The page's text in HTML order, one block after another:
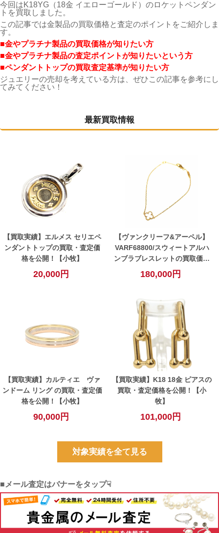
今回はK18YG（18金 イエローゴールド）のロケットペンダン
トを買取しました。
この記事では金製品の買取価格と査定のポイントをご紹介しま
す。
■金やプラチナ製品の買取価格が知りたい方
■金やプラチナ製品の査定ポイントが知りたいという方
■ペンダントトップの買取査定基準が知りたい方
ジュエリーの売却を考えている方は、ぜひこの記事を参考にし
てみてください！
最新買取情報
【買取実績】エルメス セリエペ
ンダントトップの買取・査定価
格を公開！【小牧】
20,000円
【ヴァンクリーフ&アーペル】
VARF68800/スウィートアルハ
ンブラブレスレットの買取価格
と査定ポイントのご紹介！！
【北名古屋】
180,000円
【買取実績】カルティエ ヴァ
ンドーム リング の買取・査定価
格を公開！【小牧】
90,000円
【買取実績】K18 18金 ピアスの
買取・査定価格を公開！【小
牧】
101,000円
対象実績を全て見る
■メール査定はバナーをタップ☟